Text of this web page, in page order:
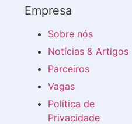
Empresa
Sobre nós
Notícias & Artigos
Parceiros
Vagas
Política de
Privacidade